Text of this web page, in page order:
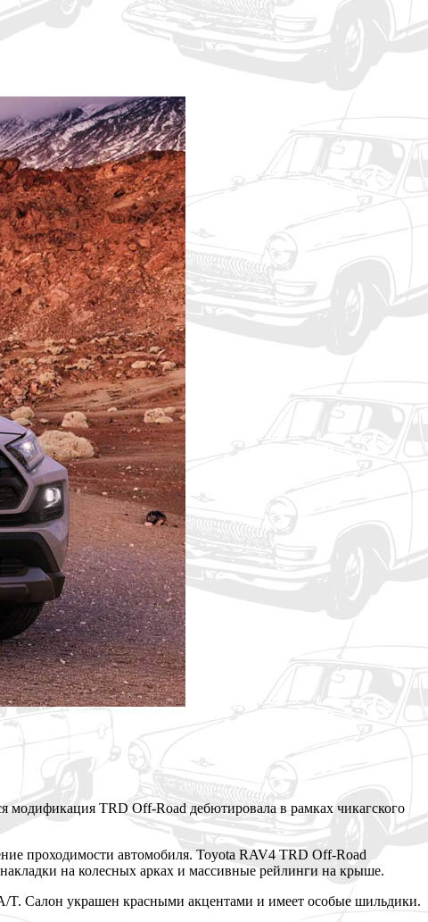
модификация TRD Off-Road дебютировала в рамках чикагского
проходимости автомобиля. Toyota RAV4 TRD Off-Road
на колесных арках и массивные рейлинги на крыше.
Салон украшен красными акцентами и имеет особые шильдики.